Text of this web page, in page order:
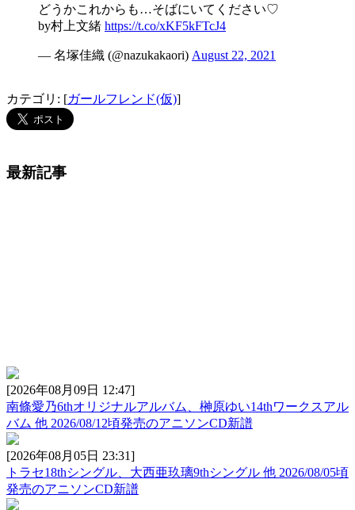
どうかこれからも…そばにいてください♡
by村上文緒 https://t.co/xKF5kFTcJ4
— 名塚佳織 (@nazukakaori) August 22, 2021
カテゴリ: [ガールフレンド(仮)]
最新記事
[2026年08月09日 12:47]
南條愛乃6thオリジナルアルバム、榊原ゆい14thワークスアル
バム 他 2026/08/12頃発売のアニソンCD新譜
[2026年08月05日 23:31]
トラセ18thシングル、大西亜玖璃9thシングル 他 2026/08/05頃
発売のアニソンCD新譜